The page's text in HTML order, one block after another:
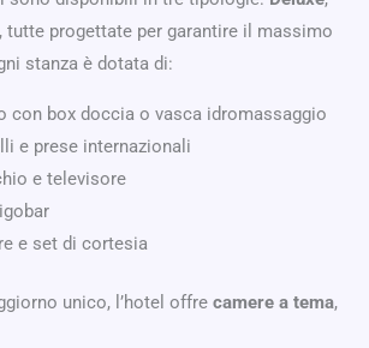
, tutte progettate per garantire il massimo
stanza è dotata di:
con box doccia o vasca idromassaggio
e prese internazionali
e televisore
e set di cortesia
unico, l’hotel offre camere a tema,